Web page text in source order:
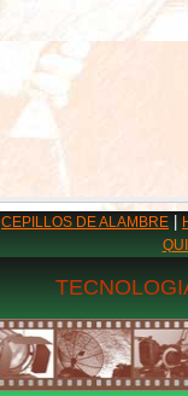
CEPILLOS DE ALAMBRE